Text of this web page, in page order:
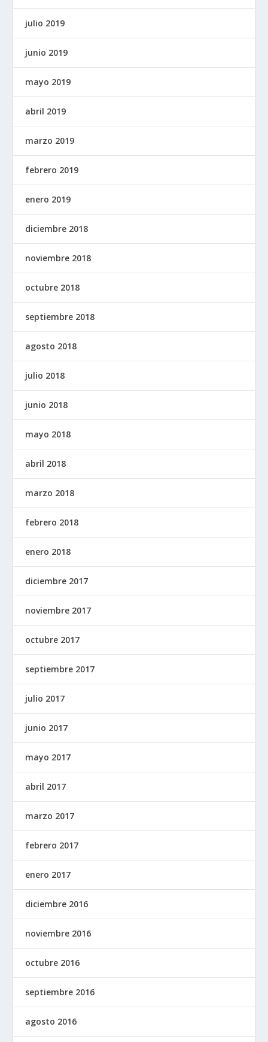
julio 2019
junio 2019
mayo 2019
abril 2019
marzo 2019
febrero 2019
enero 2019
diciembre 2018
noviembre 2018
octubre 2018
septiembre 2018
agosto 2018
julio 2018
junio 2018
mayo 2018
abril 2018
marzo 2018
febrero 2018
enero 2018
diciembre 2017
noviembre 2017
octubre 2017
septiembre 2017
julio 2017
junio 2017
mayo 2017
abril 2017
marzo 2017
febrero 2017
enero 2017
diciembre 2016
noviembre 2016
octubre 2016
septiembre 2016
agosto 2016